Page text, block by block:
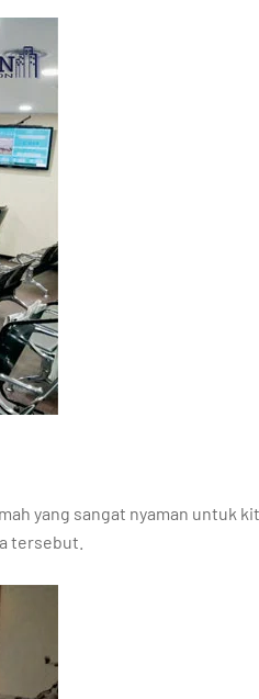
yang sangat nyaman untuk
tersebut.